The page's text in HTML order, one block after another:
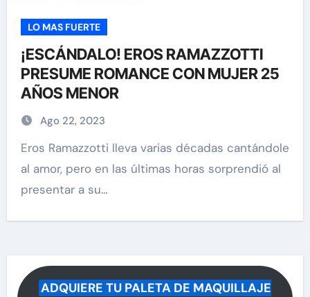
LO MAS FUERTE
¡ESCÁNDALO! EROS RAMAZZOTTI
PRESUME ROMANCE CON MUJER 25
AÑOS MENOR
Ago 22, 2023
Eros Ramazzotti lleva varias décadas cantándole
al amor, pero en las últimas horas sorprendió al
presentar a su…
ADQUIERE TU PALETA DE MAQUILLAJE